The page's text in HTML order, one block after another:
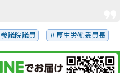
参議院議員 厚生労働委員長